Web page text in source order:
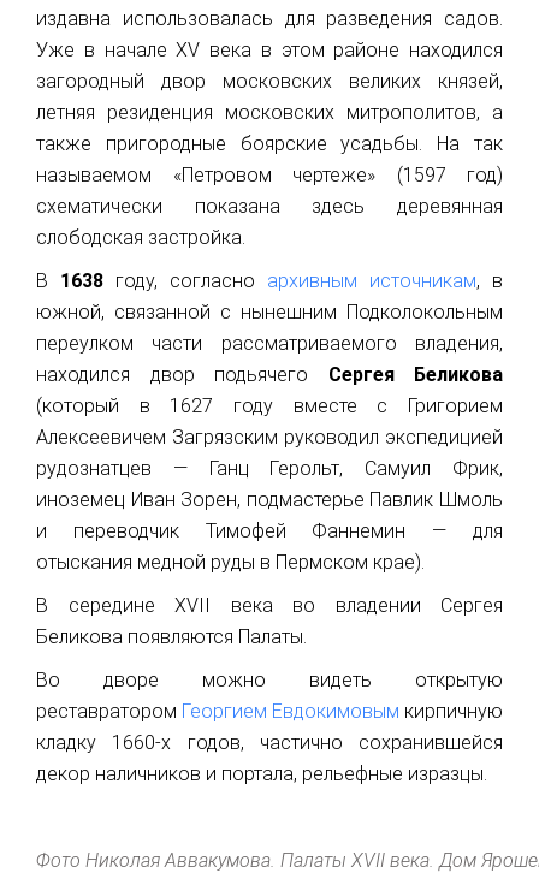
издавна использовалась для разведения садов.
Уже в начале XV века в этом районе находился
загородный двор московских великих князей,
летняя резиденция московских митрополитов, а
также пригородные боярские усадьбы. На так
называемом «Петровом чертеже» (1597 год)
схематически показана здесь деревянная
слободская застройка.
В 1638 году, согласно архивным источникам, в
южной, связанной с нынешним Подколокольным
переулком части рассматриваемого владения,
находился двор подьячего Сергея Беликова
(который в 1627 году вместе с Григорием
Алексеевичем Загрязским руководил экспедицией
рудознатцев — Ганц Герольт, Самуил Фрик,
иноземец Иван Зорен, подмастерье Павлик Шмоль
и переводчик Тимофей Фаннемин — для
отыскания медной руды в Пермском крае).
В середине XVII века во владении Сергея
Беликова появляются Палаты.
Во дворе можно видеть открытую
реставратором Георгием Евдокимовым кирпичную
кладку 1660-х годов, частично сохранившейся
декор наличников и портала, рельефные изразцы.
Фото Николая Аввакумова. Палаты XVII века. Дом